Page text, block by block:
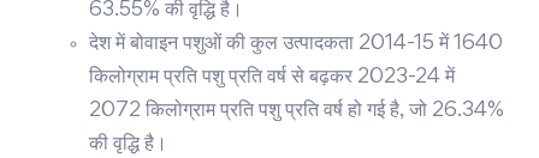
63.55% की वृद्धि है।
देश में बोवाइन पशुओं की कुल उत्पादकता 2014-15 में 1640
किलोग्राम प्रति पशु प्रति वर्ष से बढ़कर 2023-24 में
2072 किलोग्राम प्रति पशु प्रति वर्ष हो गई है, जो 26.34%
की वृद्धि है।